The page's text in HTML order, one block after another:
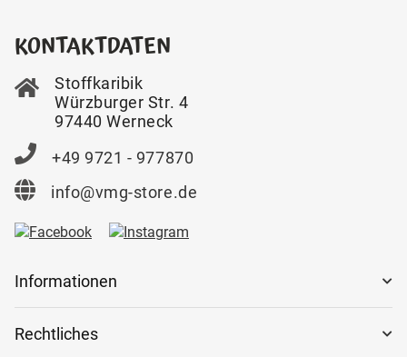
KONTAKTDATEN
Stoffkaribik
Würzburger Str. 4
97440 Werneck
+49 9721 - 977870
info@vmg-store.de
Informationen
Rechtliches